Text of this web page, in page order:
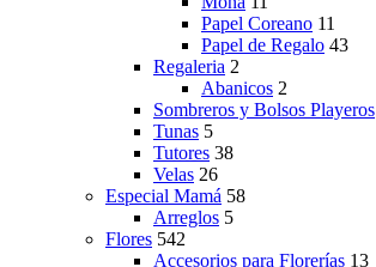
Papel Coreano 11
Papel de Regalo 43
Regaleria 2
Abanicos 2
Sombreros y Bolsos Playeros
Tunas 5
Tutores 38
Velas 26
Especial Mamá 58
Arreglos 5
Flores 542
Accesorios para Florerías 13